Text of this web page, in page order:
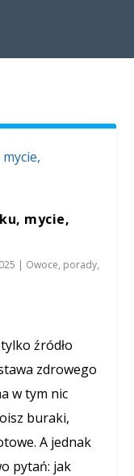
mycie,
| Owoce, porady,
źródło
zdrowego
w tym nic
buraki,
A jednak
pytań: jak